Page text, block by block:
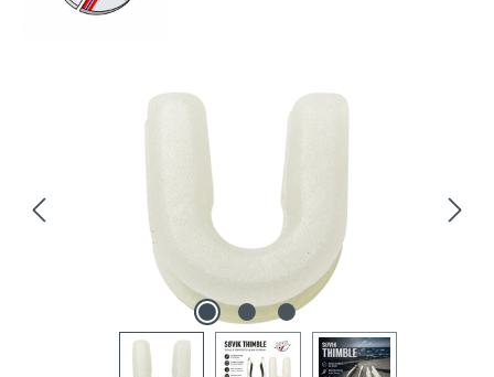
Bildergalerie überspringen